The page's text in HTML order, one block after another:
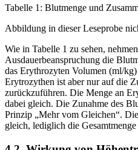
Tabelle 1: Blutmenge und
Abbildung in dieser Leseprobe
Wie in Tabelle 1 zu sehen,
Ausdauerbeanspruchung die
das Erythrozyten Volumen (ml/
Erytrozythen ist aber nur auf die
zurückzuführen. Die Menge an
dabei gleich. Die Zunahme des
Prinzip „Mehr vom Gleichen“.
gleich, lediglich die